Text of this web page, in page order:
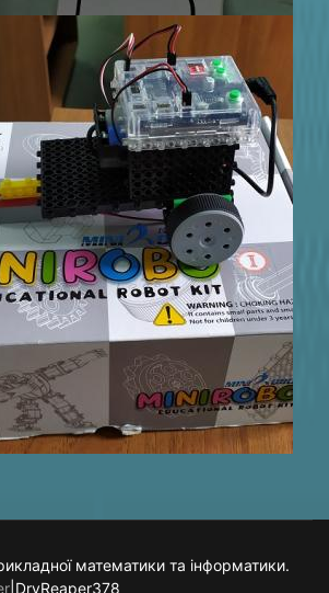
математики та інформатики.
|DryReaper378